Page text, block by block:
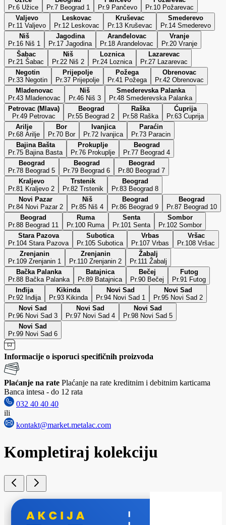
Pr.6 Užice
Pr.7 Beograd 1
Pr.9 Pančevo
Pr.10 Požarevac
Valjevo
Pr.11 Valjevo
Leskovac
Pr.12 Leskovac
Kruševac
Pr.13 Kruševac
Smederevo
Pr.14 Smederevo
Niš
Pr.16 Niš 1
Jagodina
Pr.17 Jagodina
Aranđelovac
Pr.18 Arandelovac
Vranje
Pr.20 Vranje
Šabac
Pr.21 Šabac
Niš
Pr.22 Niš 2
Loznica
Pr.24 Loznica
Lazarevac
Pr.27 Lazarevac
Negotin
Pr.33 Negotin
Prijepolje
Pr.37 Prijepolje
Požega
Pr.41 Požega
Obrenovac
Pr.42 Obrenovac
Mladenovac
Pr.43 Mladenovac
Niš
Pr.46 Niš 3
Smederevska Palanka
Pr.48 Smederevska Palanka
Petrovac (Mlava)
Pr.49 Petrovac
Beograd
Pr.55 Beograd 2
Raška
Pr.58 Raška
Ćuprija
Pr.63 Cuprija
Arilje
Pr.68 Arilje
Bor
Pr.70 Bor
Ivanjica
Pr.72 Ivanjica
Paraćin
Pr.73 Paracin
Bajina Bašta
Pr.75 Bajina Basta
Prokuplje
Pr.76 Prokuplje
Beograd
Pr.77 Beograd 4
Beograd
Pr.78 Beograd 5
Beograd
Pr.79 Beograd 6
Beograd
Pr.80 Beograd 7
Kraljevo
Pr.81 Kraljevo 2
Trstenik
Pr.82 Trstenik
Beograd
Pr.83 Beograd 8
Novi Pazar
Pr.84 Novi Pazar 2
Niš
Pr.85 Niš 4
Beograd
Pr.86 Beograd 9
Beograd
Pr.87 Beograd 10
Beograd
Pr.88 Beograd 11
Ruma
Pr.100 Ruma
Senta
Pr.101 Senta
Sombor
Pr.102 Sombor
Stara Pazova
Pr.104 Stara Pazova
Subotica
Pr.105 Subotica
Vrbas
Pr.107 Vrbas
Vršac
Pr.108 Vršac
Zrenjanin
Pr.109 Zrenjanin 1
Zrenjanin
Pr.110 Zrenjanin 2
Žabalj
Pr.111 Žabalj
Bačka Palanka
Pr.88 Bačka Palanka
Batajnica
Pr.89 Batajnica
Bečej
Pr.90 Bečej
Futog
Pr.91 Futog
Inđija
Pr.92 Inđija
Kikinda
Pr.93 Kikinda
Novi Sad
Pr.94 Novi Sad 1
Novi Sad
Pr.95 Novi Sad 2
Novi Sad
Pr.96 Novi Sad 3
Novi Sad
Pr.97 Novi Sad 4
Novi Sad
Pr.98 Novi Sad 5
Novi Sad
Pr.99 Novi Sad 6
Informacije o isporuci specifičnih proizvoda
Plaćanje na rate Plaćanje na rate kreditnim i debitnim karticama
Banca intesa - do 12 rata
032 40 40 40
ili
kontakt@market.metalac.com
Kompletiraj kolekciju